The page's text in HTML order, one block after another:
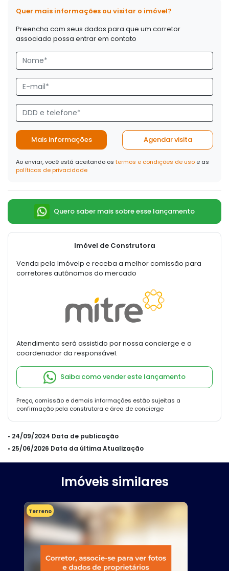
Quer mais informações ou visitar o imóvel?
Preencha com seus dados para que um corretor
associado possa entrar em contato
Mais informações Agendar visita
Ao enviar, você está aceitando os termos e condições de uso e as
políticas de privacidade
Quero saber mais sobre esse lançamento
Imóvel de Construtora
Venda pela Imóvelp e receba a melhor comissão para
corretores autônomos do mercado
Atendimento será assistido por nossa concierge e o
coordenador da responsável.
Saiba como vender este lançamento
Preço, comissão e demais informações estão sujeitas a
confirmação pela construtora e área de concierge
• 24/09/2024 Data de publicação
• 25/06/2026 Data da última Atualização
Imóveis similares
Terreno